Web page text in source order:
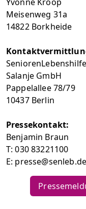
Meisenweg 31a
14822 Borkheide
SeniorenLebenshilfe
Salanje GmbH
Pappelallee 78/79
10437 Berlin
Pressekontakt:
Benjamin Braun
T: 030 83221100
E: presse@senleb.de